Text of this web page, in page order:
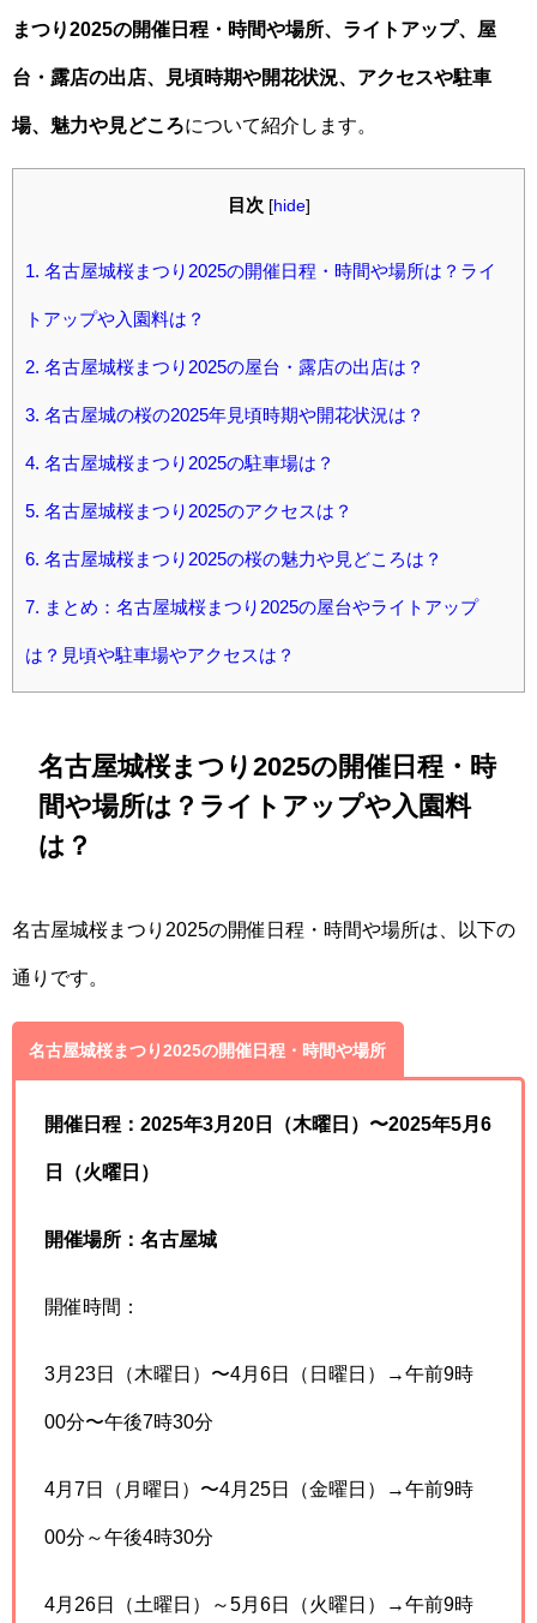
まつり2025の開催日程・時間や場所、ライトアップ、屋
台・露店の出店、見頃時期や開花状況、アクセスや駐車
場、魅力や見どころについて紹介します。
目次 [hide]
1. 名古屋城桜まつり2025の開催日程・時間や場所は？ライ
トアップや入園料は？
2. 名古屋城桜まつり2025の屋台・露店の出店は？
3. 名古屋城の桜の2025年見頃時期や開花状況は？
4. 名古屋城桜まつり2025の駐車場は？
5. 名古屋城桜まつり2025のアクセスは？
6. 名古屋城桜まつり2025の桜の魅力や見どころは？
7. まとめ：名古屋城桜まつり2025の屋台やライトアップ
は？見頃や駐車場やアクセスは？
名古屋城桜まつり2025の開催日程・時
間や場所は？ライトアップや入園料
は？
名古屋城桜まつり2025の開催日程・時間や場所は、以下の
通りです。
名古屋城桜まつり2025の開催日程・時間や場所
開催日程：2025年3月20日（木曜日）〜2025年5月6
日（火曜日）
開催場所：名古屋城
開催時間：
3月23日（木曜日）〜4月6日（日曜日）→午前9時
00分〜午後7時30分
4月7日（月曜日）〜4月25日（金曜日）→午前9時
00分～午後4時30分
4月26日（土曜日）～5月6日（火曜日）→午前9時